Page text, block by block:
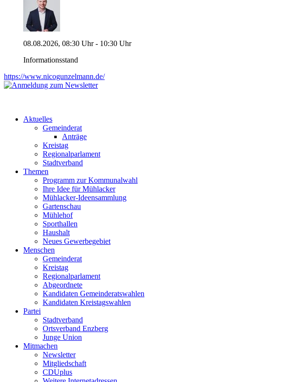
08.08.2026, 08:30 Uhr - 10:30 Uhr
Informationsstand
https://www.nicogunzelmann.de/
Aktuelles
Gemeinderat
Anträge
Kreistag
Regionalparlament
Stadtverband
Themen
Programm zur Kommunalwahl
Ihre Idee für Mühlacker
Mühlacker-Ideensammlung
Gartenschau
Mühlehof
Sporthallen
Haushalt
Neues Gewerbegebiet
Menschen
Gemeinderat
Kreistag
Regionalparlament
Abgeordnete
Kandidaten Gemeinderatswahlen
Kandidaten Kreistagswahlen
Partei
Stadtverband
Ortsverband Enzberg
Junge Union
Mitmachen
Newsletter
Mitgliedschaft
CDUplus